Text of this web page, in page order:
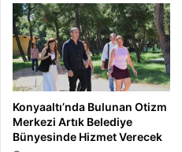
Konyaaltı’nda Bulunan Otizm
Merkezi Artık Belediye
Bünyesinde Hizmet Verecek